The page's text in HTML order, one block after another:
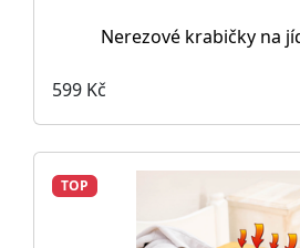
Nerezové krabičky na
599 Kč
TOP